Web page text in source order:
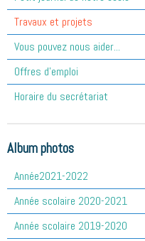
Travaux et projets
Vous pouvez nous aider...
Offres d'emploi
Horaire du secrétariat
Album photos
Année2021-2022
Année scolaire 2020-2021
Année scolaire 2019-2020